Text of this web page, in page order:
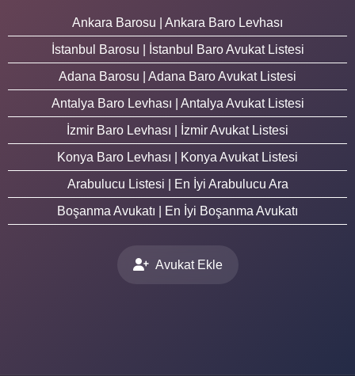
Ankara Barosu | Ankara Baro Levhası
İstanbul Barosu | İstanbul Baro Avukat Listesi
Adana Barosu | Adana Baro Avukat Listesi
Antalya Baro Levhası | Antalya Avukat Listesi
İzmir Baro Levhası | İzmir Avukat Listesi
Konya Baro Levhası | Konya Avukat Listesi
Arabulucu Listesi | En İyi Arabulucu Ara
Boşanma Avukatı | En İyi Boşanma Avukatı
Avukat Ekle